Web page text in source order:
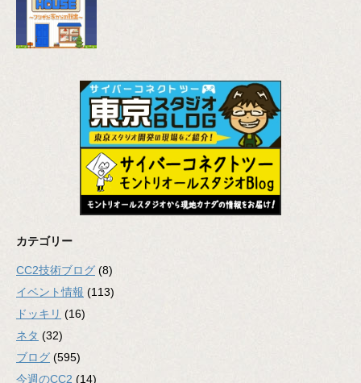
カテゴリー
CC2技術ブログ (8)
イベント情報 (113)
ドッキリ (16)
ネタ (32)
ブログ (595)
今週のCC2 (14)